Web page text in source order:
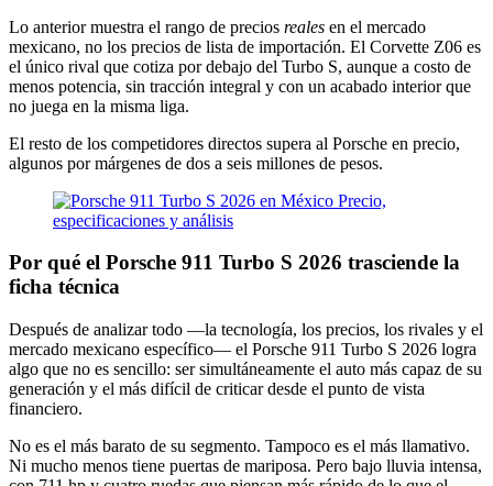
Lo anterior muestra el rango de precios reales en el mercado
mexicano, no los precios de lista de importación. El Corvette Z06 es
el único rival que cotiza por debajo del Turbo S, aunque a costo de
menos potencia, sin tracción integral y con un acabado interior que
no juega en la misma liga.
El resto de los competidores directos supera al Porsche en precio,
algunos por márgenes de dos a seis millones de pesos.
Por qué el Porsche 911 Turbo S 2026 trasciende la
ficha técnica
Después de analizar todo —la tecnología, los precios, los rivales y el
mercado mexicano específico— el Porsche 911 Turbo S 2026 logra
algo que no es sencillo: ser simultáneamente el auto más capaz de su
generación y el más difícil de criticar desde el punto de vista
financiero.
No es el más barato de su segmento. Tampoco es el más llamativo.
Ni mucho menos tiene puertas de mariposa. Pero bajo lluvia intensa,